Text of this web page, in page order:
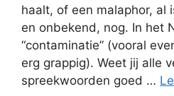
haalt, of een malaphor, al
en onbekend, nog. In het
“contaminatie” (vooral
erg grappig). Weet jij alle
spreekwoorden goed …